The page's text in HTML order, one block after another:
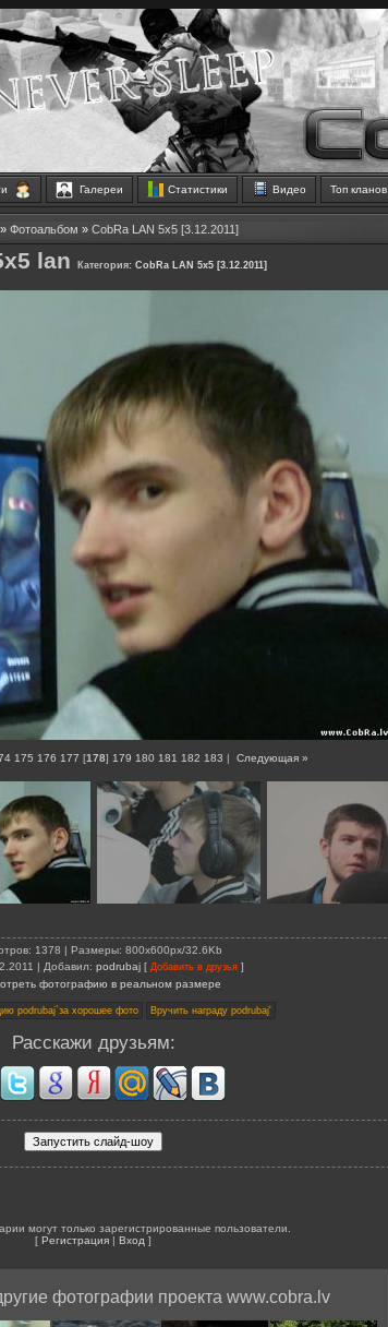
Галереи Статистики Видео Топ кланов
Фотоальбом » CobRa LAN 5x5 [3.12.2011]
lan Категория: CobRa LAN 5x5 [3.12.2011]
175 176 177 [178] 179 180 181 182 183 | Следующая »
: 1378 | Размеры: 800x600px/32.6Kb
| Добавил: podrubaj[ Добавить в друзья]
фотографию в реальном размере
Расскажи друзьям:
могут только зарегистрированные пользователи.
[ Регистрация Вход ]
фотографии проекта www.cobra.lv